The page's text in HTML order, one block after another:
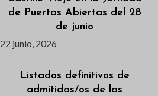
de Puertas Abiertas del 28
de junio
22 junio, 2026
Listados definitivos de
admitidas/os de las